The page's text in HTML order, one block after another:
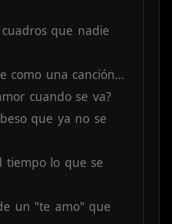
cuadros que nadie
como una canción…
cuando se va?
beso que ya no se
tiempo lo que se
un "te amo" que